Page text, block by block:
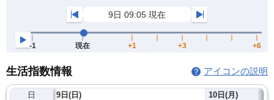
生活指数情報 アイコンの説明
日
9日(日) 10日(月)